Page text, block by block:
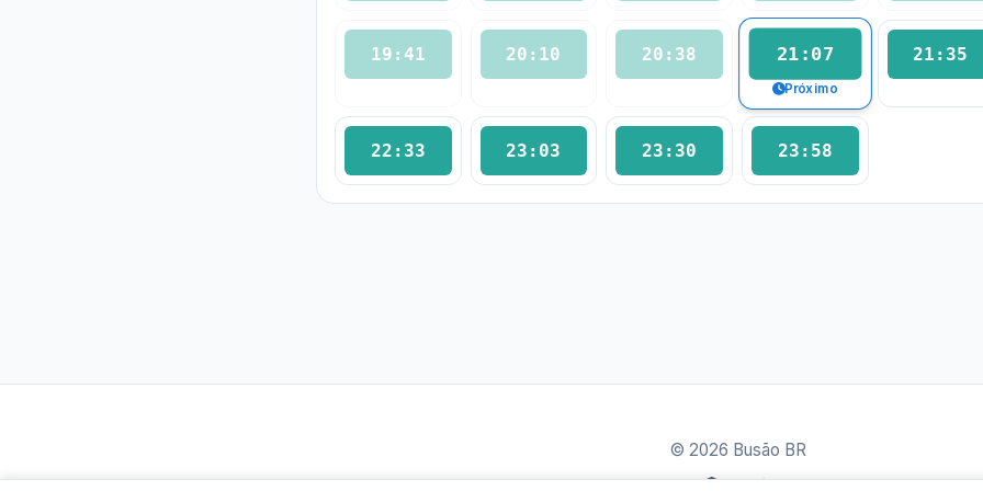
19:41 20:10 20:38 21:07
Próximo
21:35
22:33 23:03 23:30 23:58
© 2026 Busão BR
Sobre Contato Política de Privacidade